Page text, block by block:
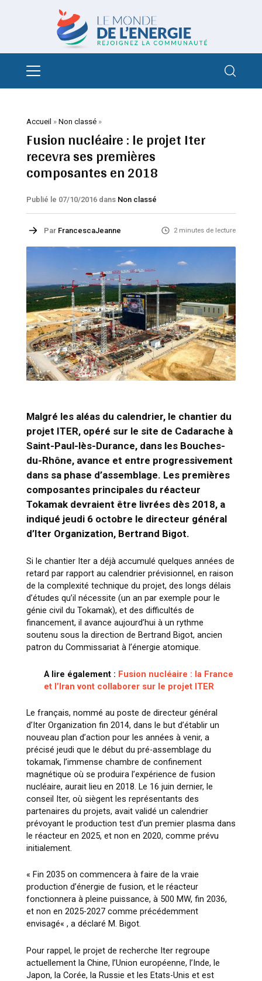
Accueil » Non classé»
Fusion nucléaire : le projet Iter
recevra ses premières
composantes en 2018
Publié le 07/10/2016 dans Non classé
Par FrancescaJeanne 2 minutes de lecture
Malgré les aléas du calendrier, le chantier du
projet ITER, opéré sur le site de Cadarache à
Saint-Paul-lès-Durance, dans les Bouches-
du-Rhône, avance et entre progressivement
dans sa phase d’assemblage. Les premières
composantes principales du réacteur
Tokamak devraient être livrées dès 2018, a
indiqué jeudi 6 octobre le directeur général
d’Iter Organization, Bertrand Bigot.
Si le chantier Iter a déjà accumulé quelques années de
retard par rapport au calendrier prévisionnel, en raison
de la complexité technique du projet, des longs délais
d’études qu’il nécessite (un an par exemple pour le
génie civil du Tokamak), et des difficultés de
financement, il avance aujourd’hui à un rythme
soutenu sous la direction de Bertrand Bigot, ancien
patron du Commissariat à l’énergie atomique.
A lire également : Fusion nucléaire : la France
et l’Iran vont collaborer sur le projet ITER
Le français, nommé au poste de directeur général
d’Iter Organization fin 2014, dans le but d’établir un
nouveau plan d’action pour les années à venir, a
précisé jeudi que le début du pré-assemblage du
tokamak, l’immense chambre de confinement
magnétique où se produira l’expérience de fusion
nucléaire, aurait lieu en 2018. Le 16 juin dernier, le
conseil Iter, où siègent les représentants des
partenaires du projets, avait validé un calendrier
prévoyant le production test d’un premier plasma dans
le réacteur en 2025, et non en 2020, comme prévu
initialement.
« Fin 2035 on commencera à faire de la vraie
production d’énergie de fusion, et le réacteur
fonctionnera à pleine puissance, à 500 MW, fin 2036,
et non en 2025-2027 comme précédemment
envisagé« , a déclaré M. Bigot.
Pour rappel, le projet de recherche Iter regroupe
actuellement la Chine, l’Union européenne, l’Inde, le
Japon, la Corée, la Russie et les Etats-Unis et est